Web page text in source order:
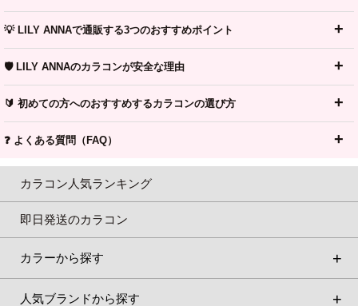
💡 LILY ANNAで通販する3つのおすすめポイント
🛡️ LILY ANNAのカラコンが安全な理由
🔰 初めての方へのおすすめするカラコンの選び方
❓ よくある質問（FAQ）
カラコン人気ランキング
即日発送のカラコン
カラーから探す
人気ブランドから探す